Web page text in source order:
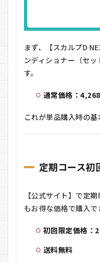
まず、【スカルプD
ンディショナー（セッ
す。
通常価格：4,268
これが単品購入時の基
定期コース初
【公式サイト】で定
もお得な価格で購入で
初回限定価格：
送料無料